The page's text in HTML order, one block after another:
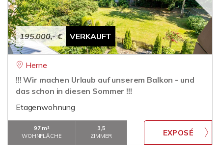
195.000,- € VERKAUFT
Herne
!!! Wir machen Urlaub auf unserem Balkon - und
das schon in diesen Sommer !!!
Etagenwohnung
97 m²
WOHNFLÄCHE
3,5
ZIMMER